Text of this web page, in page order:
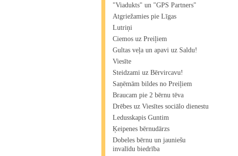
"Viadukts" un "GPS Partners"
Atgriežamies pie Līgas
Lutriņi
Ciemos uz Preiļiem
Gultas veļa un apavi uz Saldu!
Viesīte
Steidzami uz Bērvircavu!
Saņēmām bildes no Preiļiem
Braucam pie 2 bērnu tēva
Drēbes uz Viesītes sociālo dienestu
Ledusskapis Guntim
Ķeipenes bērnudārzs
Dobeles bērnu un jauniešu
invalīdu biedrība